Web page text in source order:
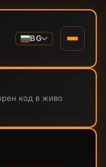
BG
код в живо